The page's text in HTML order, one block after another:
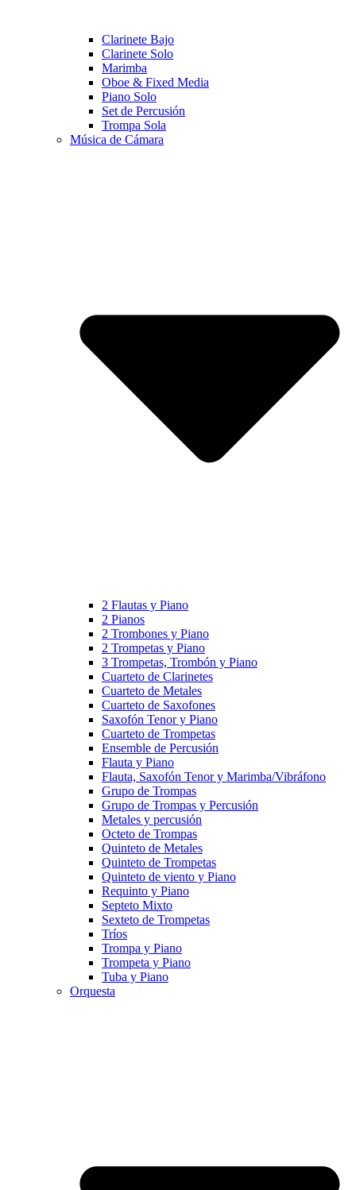
Clarinete Bajo
Clarinete Solo
Marimba
Oboe & Fixed Media
Piano Solo
Set de Percusión
Trompa Sola
Música de Cámara
2 Flautas y Piano
2 Pianos
2 Trombones y Piano
2 Trompetas y Piano
3 Trompetas, Trombón y Piano
Cuarteto de Clarinetes
Cuarteto de Metales
Cuarteto de Saxofones
Saxofón Tenor y Piano
Cuarteto de Trompetas
Ensemble de Percusión
Flauta y Piano
Flauta, Saxofón Tenor y Marimba/Vibráfono
Grupo de Trompas
Grupo de Trompas y Percusión
Metales y percusión
Octeto de Trompas
Quinteto de Metales
Quinteto de Trompetas
Quinteto de viento y Piano
Requinto y Piano
Septeto Mixto
Sexteto de Trompetas
Tríos
Trompa y Piano
Trompeta y Piano
Tuba y Piano
Orquesta